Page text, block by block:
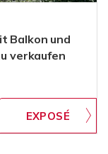
Balkon und
verkaufen